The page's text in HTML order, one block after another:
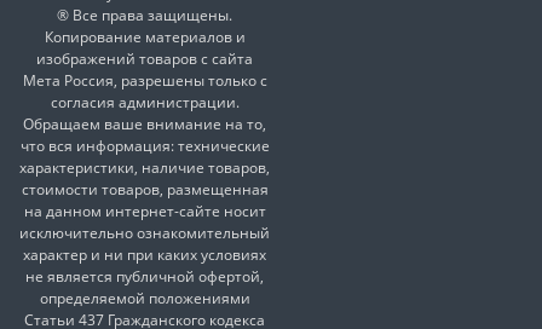
® Все права защищены.
Копирование материалов и
изображений товаров с сайта
Мета Россия, разрешены только с
согласия администрации.
Обращаем ваше внимание на то,
что вся информация: технические
характеристики, наличие товаров,
стоимости товаров, размещенная
на данном интернет-сайте носит
исключительно ознакомительный
характер и ни при каких условиях
не является публичной офертой,
определяемой положениями
Статьи 437 Гражданского кодекса